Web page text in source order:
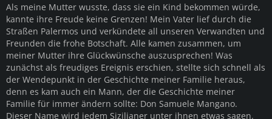
Als meine Mutter wusste, dass sie ein Kind bekommen würde,
kannte ihre Freude keine Grenzen! Mein Vater lief durch die
Straßen Palermos und verkündete all unseren Verwandten und
Freunden die frohe Botschaft. Alle kamen zusammen, um
meiner Mutter ihre Glückwünsche auszusprechen! Was
zunächst als freudiges Ereignis erschien, stellte sich schnell als
der Wendepunkt in der Geschichte meiner Familie heraus,
denn es kam auch ein Mann, der die Geschichte meiner
Familie für immer ändern sollte: Don Samuele Mangano.
Dieser Name wird jedem Sizilianer unter ihnen etwas sagen.